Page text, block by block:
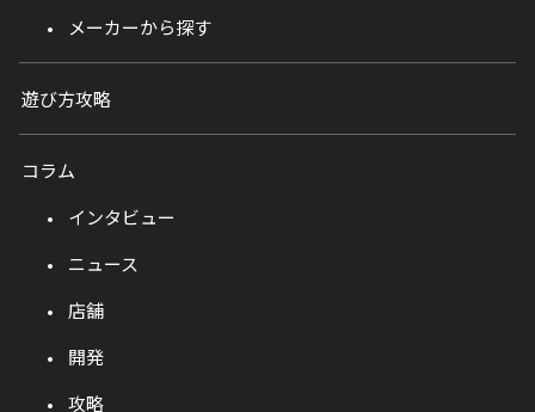
メーカーから探す
遊び方攻略
コラム
インタビュー
ニュース
店舗
開発
攻略